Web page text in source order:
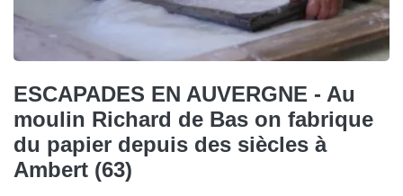
ESCAPADES EN AUVERGNE - Au
moulin Richard de Bas on fabrique
du papier depuis des siècles à
Ambert (63)